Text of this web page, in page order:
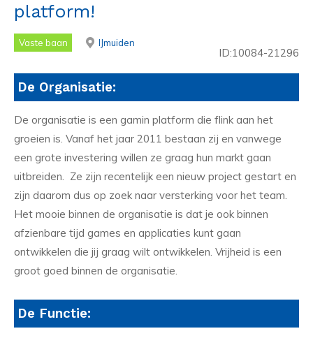
platform!
Vaste baan IJmuiden
ID:10084-21296
De Organisatie:
De organisatie is een gamin platform die flink aan het
groeien is. Vanaf het jaar 2011 bestaan zij en vanwege
een grote investering willen ze graag hun markt gaan
uitbreiden. Ze zijn recentelijk een nieuw project gestart en
zijn daarom dus op zoek naar versterking voor het team.
Het mooie binnen de organisatie is dat je ook binnen
afzienbare tijd games en applicaties kunt gaan
ontwikkelen die jij graag wilt ontwikkelen. Vrijheid is een
groot goed binnen de organisatie.
De Functie: